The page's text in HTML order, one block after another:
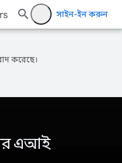
সাইন-ইন করুন
করেছে।
এআই